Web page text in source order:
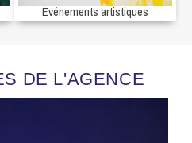
Événements artistiques
DE L'AGENCE